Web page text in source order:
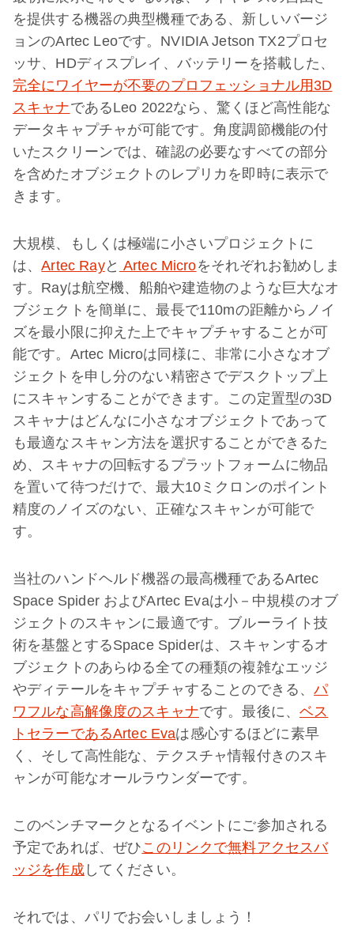
を提供する機器の典型機種である、新しいバージ
ョンのArtec Leoです。NVIDIA Jetson TX2プロセ
ッサ、HDディスプレイ、バッテリーを搭載した、
完全にワイヤーが不要のプロフェッショナル用3D
スキャナであるLeo 2022なら、驚くほど高性能な
データキャプチャが可能です。角度調節機能の付
いたスクリーンでは、確認の必要なすべての部分
を含めたオブジェクトのレプリカを即時に表示で
きます。
大規模、もしくは極端に小さいプロジェクトに
は、Artec Rayと Artec Microをそれぞれお勧めしま
す。Rayは航空機、船舶や建造物のような巨大なオ
ブジェクトを簡単に、最長で110mの距離からノイ
ズを最小限に抑えた上でキャプチャすることが可
能です。Artec Microは同様に、非常に小さなオブ
ジェクトを申し分のない精密さでデスクトップ上
にスキャンすることができます。この定置型の3D
スキャナはどんなに小さなオブジェクトであって
も最適なスキャン方法を選択することができるた
め、スキャナの回転するプラットフォームに物品
を置いて待つだけで、最大10ミクロンのポイント
精度のノイズのない、正確なスキャンが可能で
す。
当社のハンドヘルド機器の最高機種であるArtec
Space Spider およびArtec Evaは小－中規模のオブ
ジェクトのスキャンに最適です。ブルーライト技
術を基盤とするSpace Spiderは、スキャンするオ
ブジェクトのあらゆる全ての種類の複雑なエッジ
やディテールをキャプチャすることのできる、パ
ワフルな高解像度のスキャナです。最後に、ベス
トセラーであるArtec Evaは感心するほどに素早
く、そして高性能な、テクスチャ情報付きのスキ
ャンが可能なオールラウンダーです。
このベンチマークとなるイベントにご参加される
予定であれば、ぜひこのリンクで無料アクセスバ
ッジを作成してください。
それでは、パリでお会いしましょう！